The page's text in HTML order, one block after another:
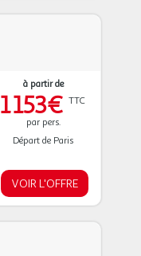
à partir de
1 153€ TTC
par pers.
Départ de Paris
VOIR L'OFFRE